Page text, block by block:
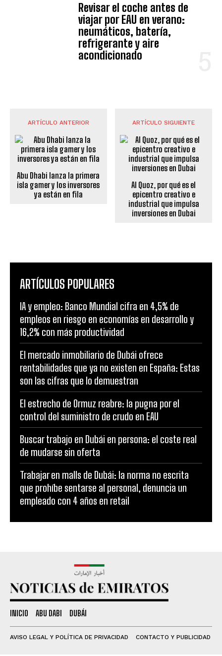
Revisar el coche antes de
viajar por EAU en verano:
neumáticos, batería,
refrigerante y aire
acondicionado
ARTÍCULO ANTERIOR
Abu Dhabi lanza la primera
isla gamer y los inversores
ya están en fila
ARTÍCULO SIGUIENTE
Al Quoz, por qué es el
epicentro creativo e
industrial que impulsa
inversiones en Dubai
ARTÍCULOS POPULARES
IA y empleo: Banco Mundial cifra en 4,5% de
empleos en riesgo en economías en desarrollo y
16,2% con más productividad
El mercado inmobiliario de Dubái ofrece
rentabilidades que ya no existen en España: Estas
son las cifras que lo demuestran
El estrecho de Ormuz reabre: la pugna por el
control del suministro de crudo en EAU
Buscar trabajo en Dubái en persona: el coste real
de mudarse sin oferta
Trabajar en malls de Dubái: la norma no escrita
que prohíbe sentarse al personal, denuncia un
empleado con 4 años en retail
INICIO ABU DABI DUBÁI
AVISO LEGAL Y POLÍTICA DE PRIVACIDAD CONTACTO Y PUBLICIDAD